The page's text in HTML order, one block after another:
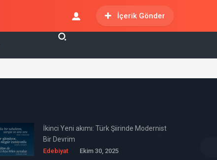
İçerik Gönder
İkinci Yeni akımı: Türk Şiirinde Modernist
Bir Devrim
Edebiyat Ekim 30, 2025